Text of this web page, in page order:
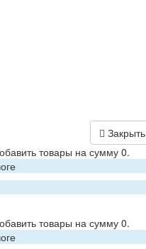
Закрыть
товары на сумму 0.
товары на сумму 0.